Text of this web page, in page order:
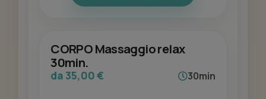
CORPO Massaggio relax
30min.
da 35,00 € 30min